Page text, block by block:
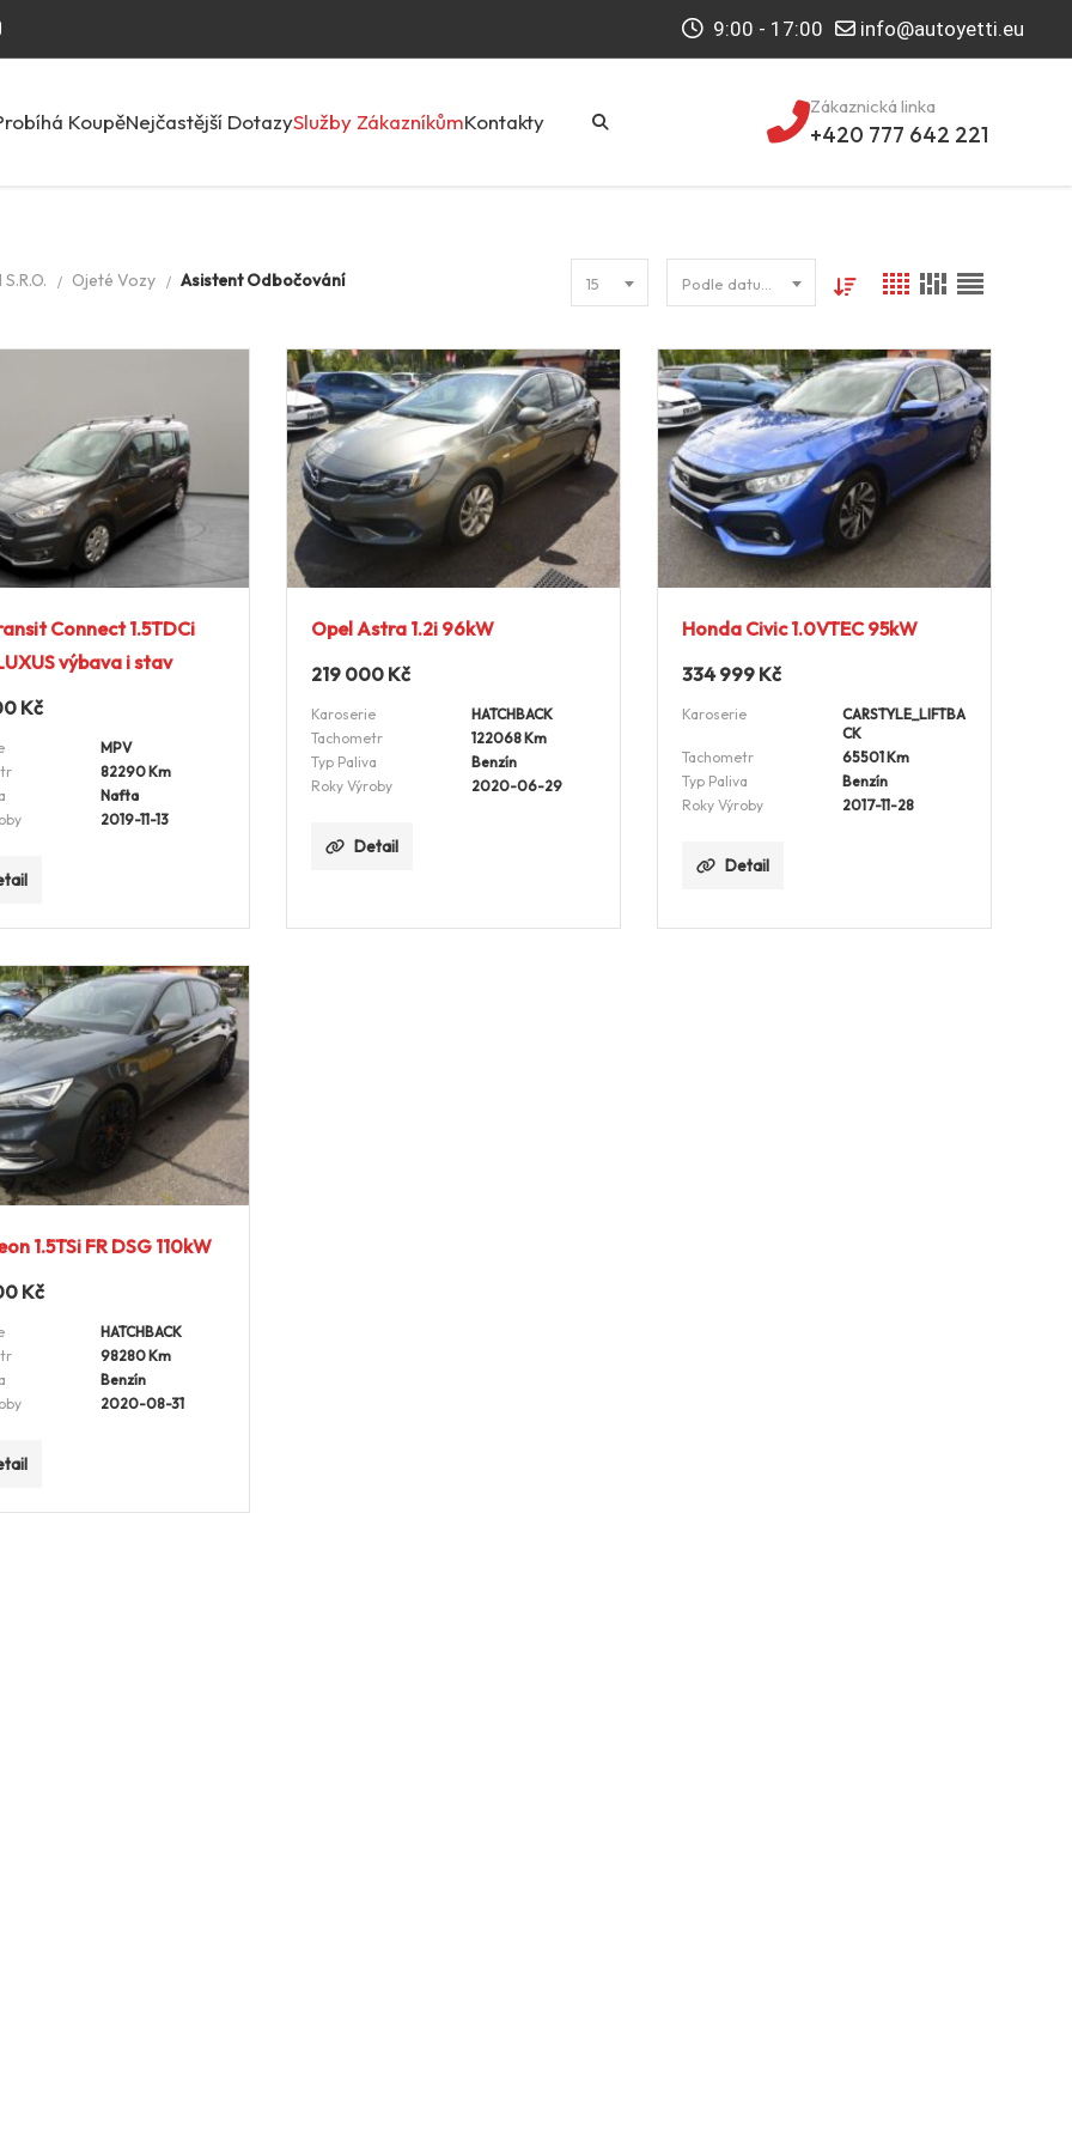
9:00 - 17:00 info@autoyetti.eu
KoupěNejčastější DotazySlužby ZákazníkůmKontakty
Zákaznická linka
+420 777 642 221
Ojeté Vozy Asistent Odbočování 15
Connect 1.5TDCi
výbava i stav
Kč
MPV
82290 Km
Nafta
2019-11-13
Opel Astra 1.2i 96kW
219 000 Kč
Karoserie
HATCHBACK
Tachometr
122068 Km
Typ Paliva
Benzín
Roky Výroby
2020-06-29
Detail
Honda Civic 1.0VTEC 95kW
334 999 Kč
Karoserie
CARSTYLE_LIFTBA
CK
Tachometr
65501 Km
Typ Paliva
Benzín
Roky Výroby
2017-11-28
Detail
1.5TSi FR DSG 110kW
Kč
HATCHBACK
98280 Km
Benzín
2020-08-31